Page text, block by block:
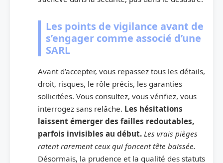
Les points de vigilance avant de
s’engager comme associé d’une
SARL
Avant d’accepter, vous repassez tous les détails,
droit, risques, le rôle précis, les garanties
sollicitées. Vous consultez, vous vérifiez, vous
interrogez sans relâche. Les hésitations
laissent émerger des failles redoutables,
parfois invisibles au début. Les vrais pièges
ratent rarement ceux qui foncent tête baissée.
Désormais, la prudence et la qualité des statuts